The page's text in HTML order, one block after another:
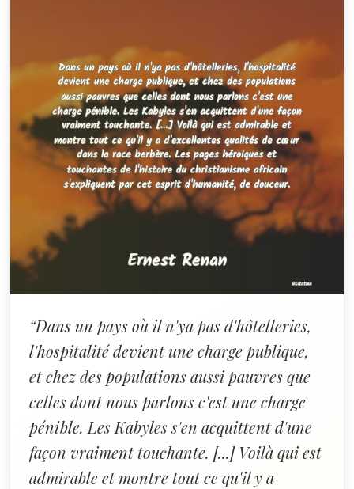
“Dans un pays où il n'ya pas d'hôtelleries,
l'hospitalité devient une charge publique,
et chez des populations aussi pauvres que
celles dont nous parlons c'est une charge
pénible. Les Kabyles s'en acquittent d'une
façon vraiment touchante. [...] Voilà qui est
admirable et montre tout ce qu'il y a